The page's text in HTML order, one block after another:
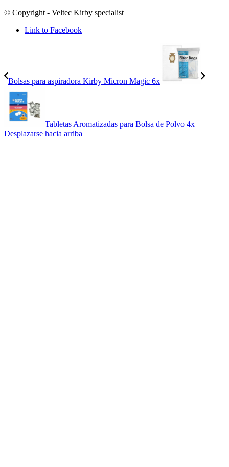
© Copyright - Veltec Kirby specialist
Link to Facebook
Bolsas para aspiradora Kirby Micron Magic 6x
Tabletas Aromatizadas para Bolsa de Polvo 4x
Desplazarse hacia arriba